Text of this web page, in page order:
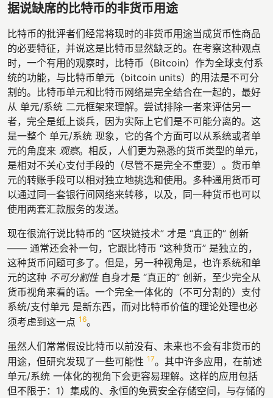
据说缺席的比特币的非货币用途
比特币的批评者们经常将现时的非货币用途当成货币性商品
的必要特征，并说这是比特币显然缺乏的。在考察这种观点
时，一个有用的观察时，比特币（Bitcoin）作为全球支付系
统的功能，与比特币单元（bitcoin units）的用法是不可分
割的。比特币单元和比特币网络是完全结合在一起的，最好
从 单元/系统 二元框架来理解。尝试排除一者来评估另一
者，完全是纸上谈兵，因为实际上它们是不可能分离的。这
是一整个 单元/系统 现象，它的各个方面可以从系统或者单
元的角度来 观察。相反，人们更为熟悉的货币类型的单元，
是相对不关心支付手段的（尽管不是完全不重要）。货币单
元的转账手段可以相对独立地挑选和使用。多种通用货币可
以通过同一套银行间网络来转移，以及，同一种货币也可以
使用两套汇款服务的发送。
现在很流行说比特币的 “区块链技术” 才是 “真正的” 创新
—— 通常还会补一句，它跟比特币 “这种货币” 是独立的，
这种货币问题可多了。但是，另一种视角是，也许系统和单
元的这种 不可分割性自身才是 “真正的” 创新，至少完全从
货币视角来看的话。一个完全一体化的（不可分割的）支付
系统/支付单元 是新东西，而对比特币价值的理论处理也必
须考虑到这一点 16。
虽然人们常常假设比特币以前没有、未来也不会有非货币的
用途，但研究发现了一些可能性 17。其中许多应用，在前述
单元/系统 一体化的视角下会更容易理解。这样的应用包括
但不限于：1）集成的、永恒的免费安全存储空间，与存储的